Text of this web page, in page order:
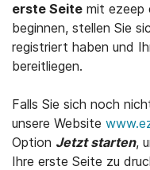
erste Seite mit ezeep
beginnen, stellen Sie
registriert haben und
bereitliegen.
Falls Sie sich noch
unsere Website
Option Jetzt starten,
Ihre erste Seite zu